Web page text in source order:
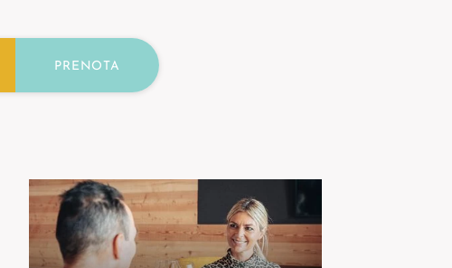
PRENOTA